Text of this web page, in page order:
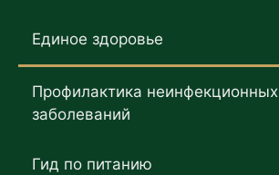
Единое здоровье
Профилактика неинфекционных
заболеваний
Гид по питанию